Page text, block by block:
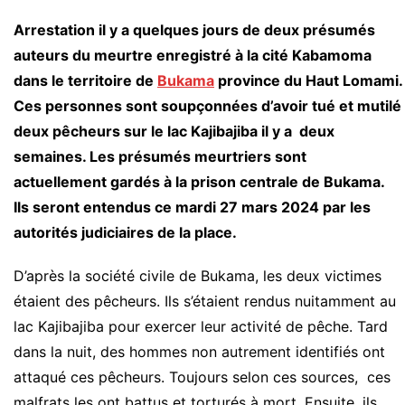
Arrestation il y a quelques jours de deux présumés
auteurs du meurtre enregistré à la cité Kabamoma
dans le territoire de Bukama province du Haut Lomami.
Ces personnes sont soupçonnées d’avoir tué et mutilé
deux pêcheurs sur le lac Kajibajiba il y a deux
semaines. Les présumés meurtriers sont
actuellement gardés à la prison centrale de Bukama.
Ils seront entendus ce mardi 27 mars 2024 par les
autorités judiciaires de la place.
D’après la société civile de Bukama, les deux victimes
étaient des pêcheurs. Ils s’étaient rendus nuitamment au
lac Kajibajiba pour exercer leur activité de pêche. Tard
dans la nuit, des hommes non autrement identifiés ont
attaqué ces pêcheurs. Toujours selon ces sources, ces